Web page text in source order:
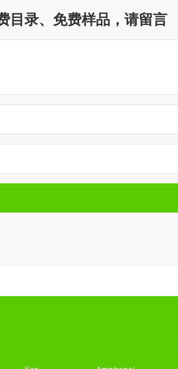
目录、免费样品，请留言